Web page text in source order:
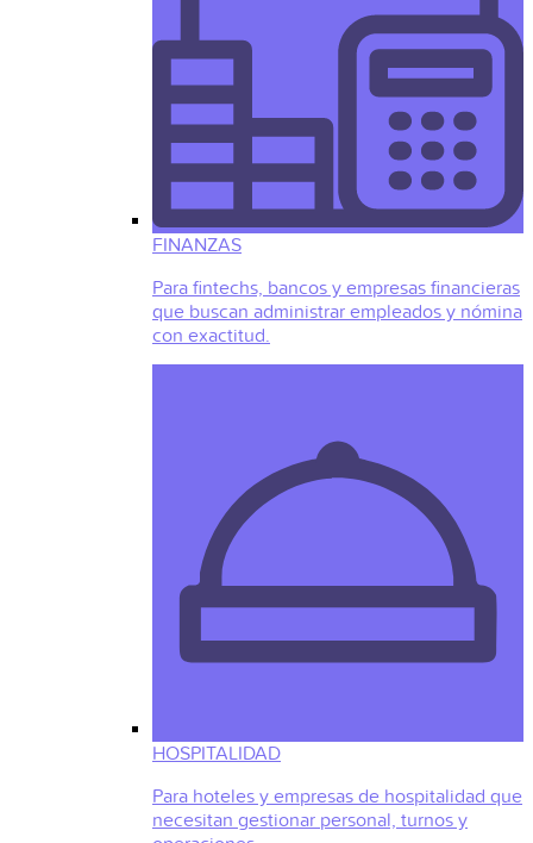
FINANZAS
Para fintechs, bancos y empresas financieras
que buscan administrar empleados y nómina
con exactitud.
HOSPITALIDAD
Para hoteles y empresas de hospitalidad que
necesitan gestionar personal, turnos y